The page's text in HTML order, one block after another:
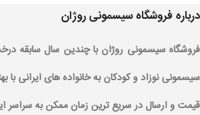
درباره فروشگاه سیسمونی روژان
فروشگاه سیسمونی روژان با چندین سال سابقه
سیسمونی نوزاد و کودکان به خانواده های ایرانی با
قیمت و ارسال در سریع ترین زمان ممکن به سراسر